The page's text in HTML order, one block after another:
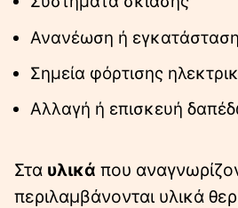
Ανανέωση ή
Σημεία φόρτισης
Αλλαγή ή επισκευή
Στα υλικά που
περιλαμβάνονται υλικά